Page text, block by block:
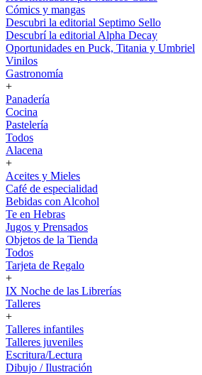
Cómics y mangas
Descubri la editorial Septimo Sello
Descubrí la editorial Alpha Decay
Oportunidades en Puck, Titania y Umbriel
Vinilos
Gastronomía
+
Panadería
Cocina
Pastelería
Todos
Alacena
+
Aceites y Mieles
Café de especialidad
Bebidas con Alcohol
Te en Hebras
Jugos y Prensados
Objetos de la Tienda
Todos
Tarjeta de Regalo
+
IX Noche de las Librerías
Talleres
+
Talleres infantiles
Talleres juveniles
Escritura/Lectura
Dibujo / Ilustración